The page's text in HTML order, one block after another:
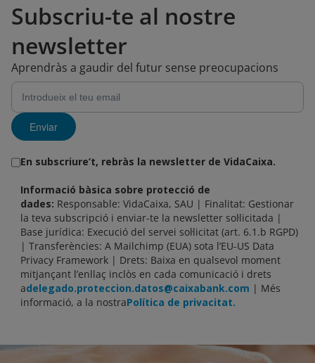
Subscriu-te al nostre
newsletter
Aprendràs a gaudir del futur sense preocupacions
Enviar
En subscriure’t, rebràs la newsletter de VidaCaixa.
Informació bàsica sobre protecció de
dades: Responsable: VidaCaixa, SAU | Finalitat: Gestionar
la teva subscripció i enviar-te la newsletter sol·licitada |
Base jurídica: Execució del servei sol·licitat (art. 6.1.b RGPD)
| Transferències: A Mailchimp (EUA) sota l’EU-US Data
Privacy Framework | Drets: Baixa en qualsevol moment
mitjançant l’enllaç inclòs en cada comunicació i drets
adelegado.proteccion.datos@caixabank.com | Més
informació, a la nostraPolítica de privacitat.